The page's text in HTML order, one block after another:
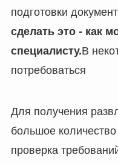
подготовки
сделать это - как
специалисту.В
потребоваться
Для получения
большое
проверка